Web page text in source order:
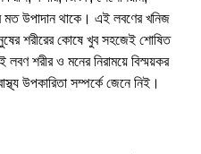
উপাদান থাকে। এই লবণের খনিজ
শরীরের কোষে খুব সহজেই শোষিত
শরীর ও মনের নিরাময়ে বিস্ময়কর
উপকারিতা সম্পর্কে জেনে নিই।